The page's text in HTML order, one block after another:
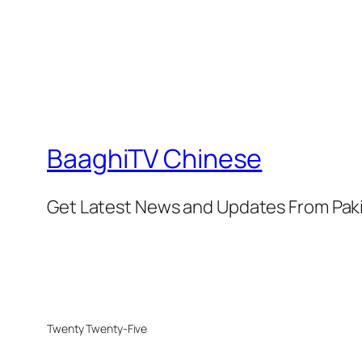
BaaghiTV Chinese
Get Latest News and Updates From
Twenty Twenty-Five